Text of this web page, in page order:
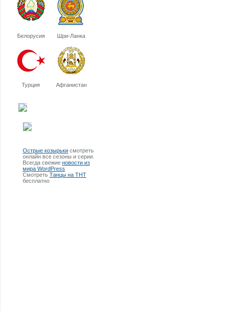
Белорусия Шри-Ланка
Турция Афганистан
Острые козырьки смотреть
онлайн все сезоны и серии.
Всегда свежие новости из
мира WordPress
Смотреть Танцы на ТНТ
бесплатно